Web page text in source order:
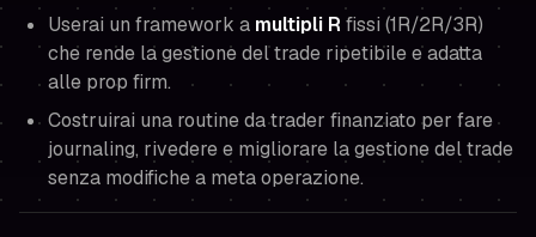
Userai un framework a multipli R fissi (1R/2R/3R)
che rende la gestione del trade ripetibile e adatta
alle prop firm.
Costruirai una routine da trader finanziato per fare
journaling, rivedere e migliorare la gestione del trade
senza modifiche a meta operazione.